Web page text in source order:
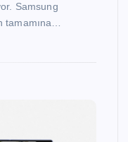
Samsung
tamamına…